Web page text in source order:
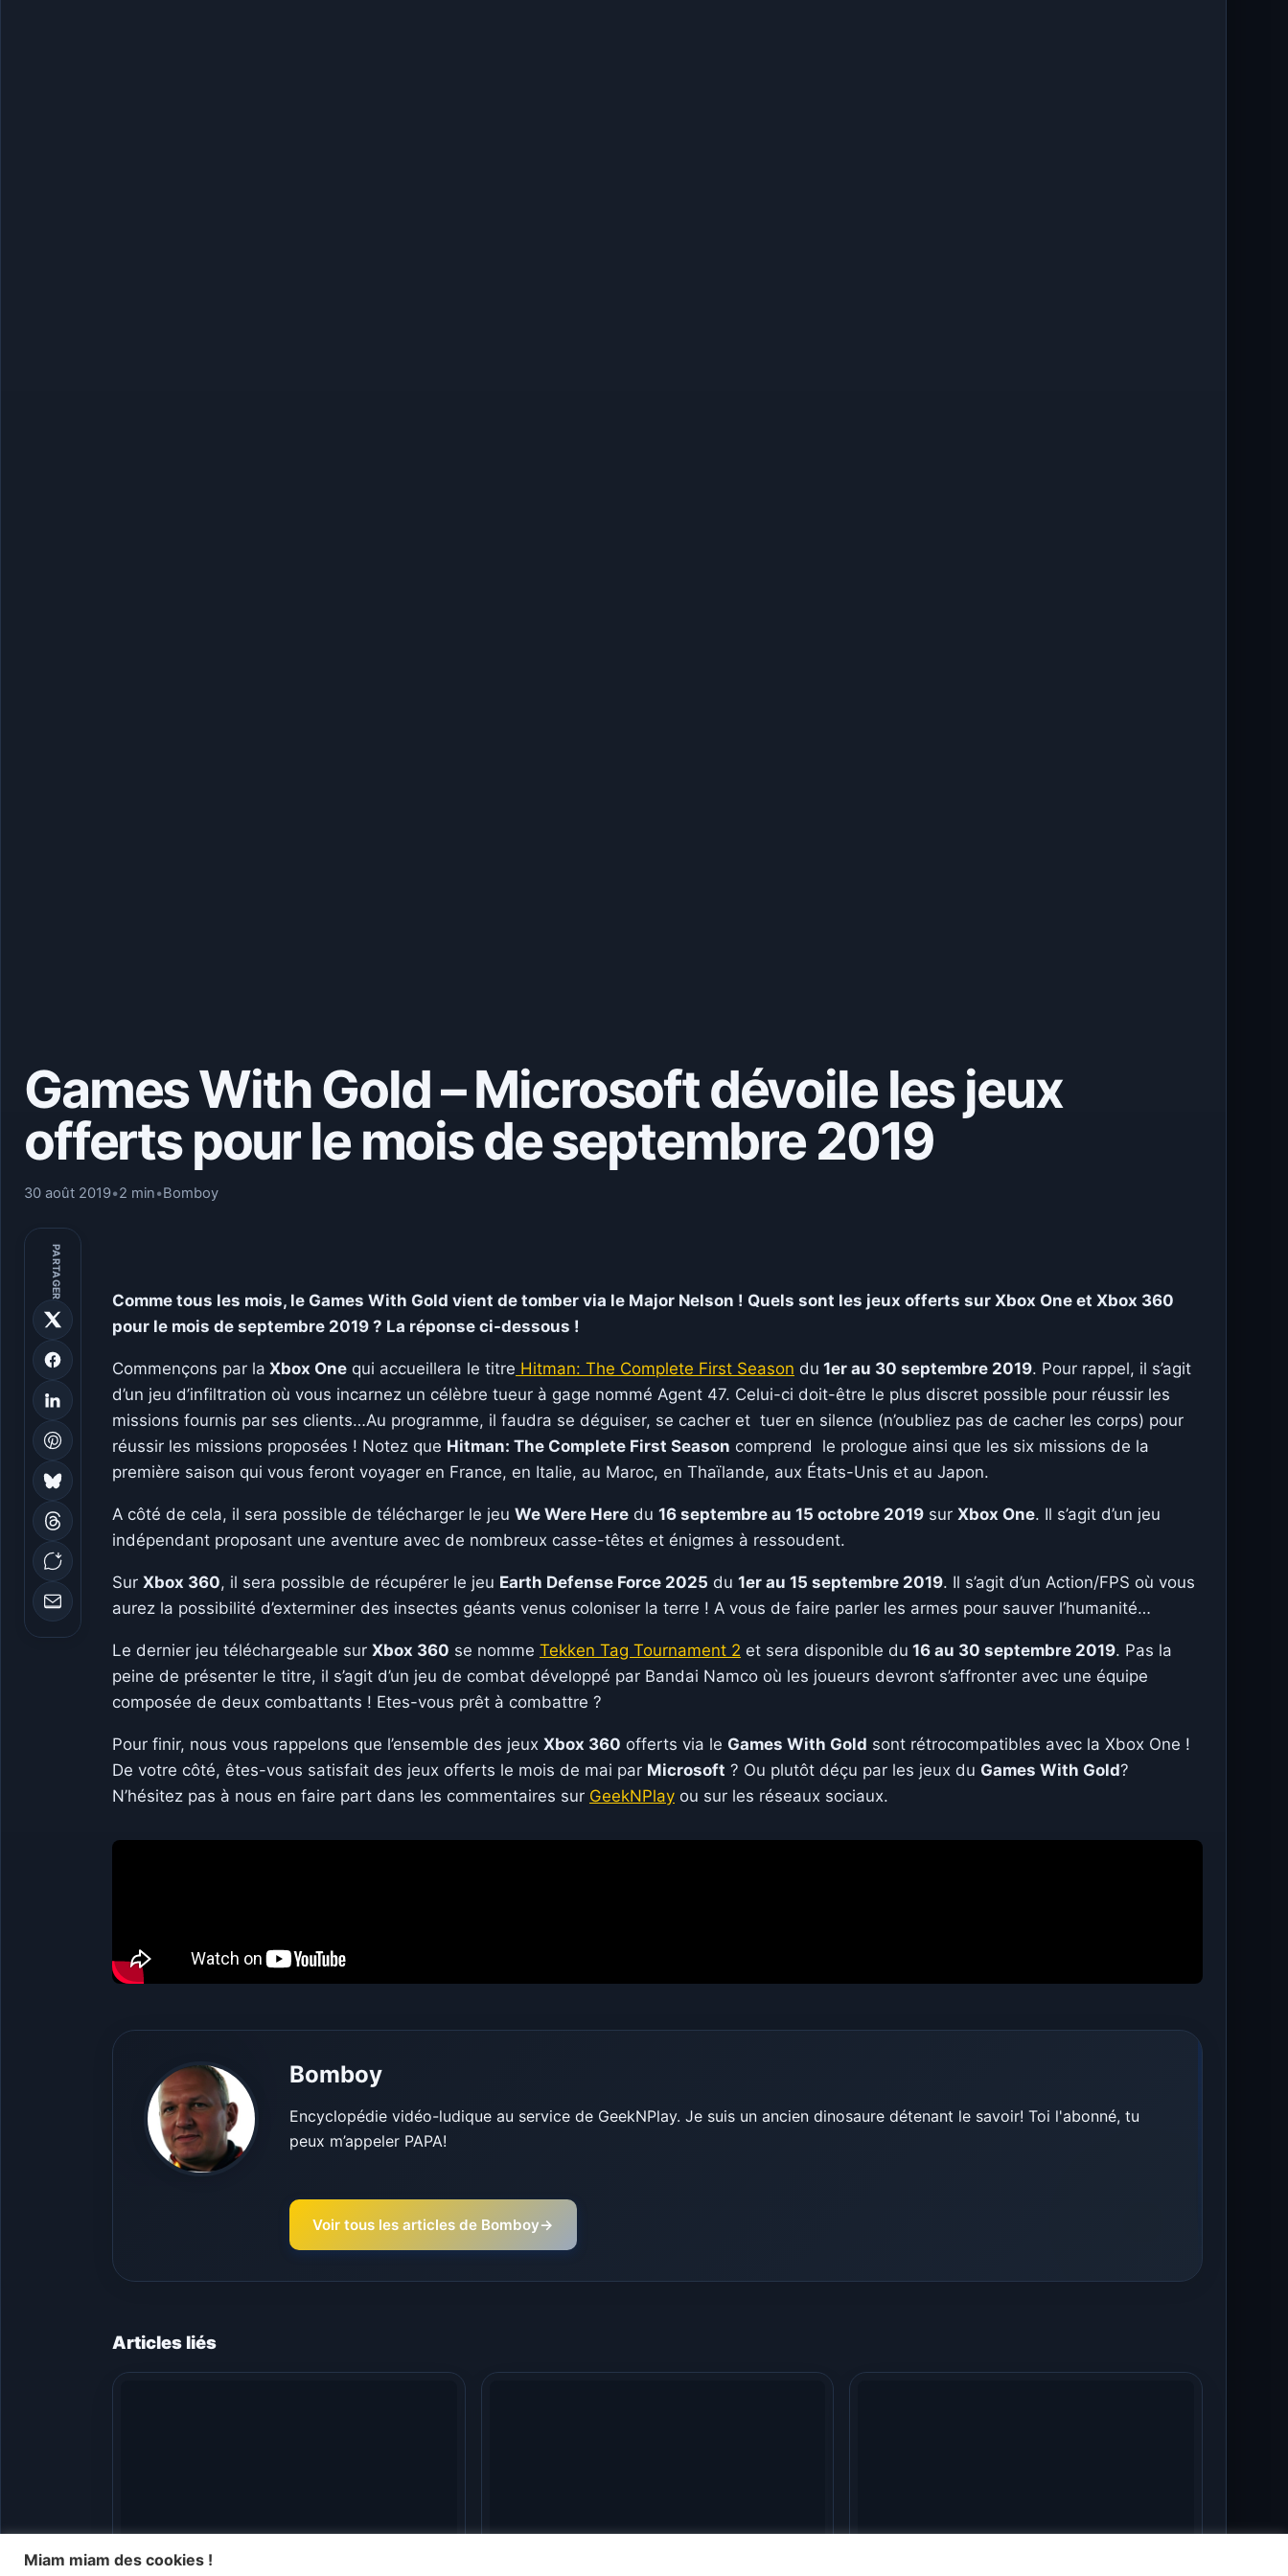
Games With Gold – Microsoft dévoile les jeux
offerts pour le mois de septembre 2019
30 août 2019•2 min•Bomboy
PARTAGER
Comme tous les mois, le Games With Gold vient de tomber via le Major Nelson ! Quels sont les jeux offerts sur Xbox One et Xbox 360
pour le mois de septembre 2019 ? La réponse ci-dessous !
Commençons par la Xbox One qui accueillera le titre Hitman: The Complete First Season du 1er au 30 septembre 2019. Pour rappel, il s’agit
d’un jeu d’infiltration où vous incarnez un célèbre tueur à gage nommé Agent 47. Celui-ci doit-être le plus discret possible pour réussir les
missions fournis par ses clients…Au programme, il faudra se déguiser, se cacher et tuer en silence (n’oubliez pas de cacher les corps) pour
réussir les missions proposées ! Notez que Hitman: The Complete First Season comprend le prologue ainsi que les six missions de la
première saison qui vous feront voyager en France, en Italie, au Maroc, en Thaïlande, aux États-Unis et au Japon.
A côté de cela, il sera possible de télécharger le jeu We Were Here du 16 septembre au 15 octobre 2019 sur Xbox One. Il s’agit d’un jeu
indépendant proposant une aventure avec de nombreux casse-têtes et énigmes à ressoudent.
Sur Xbox 360, il sera possible de récupérer le jeu Earth Defense Force 2025 du 1er au 15 septembre 2019. Il s’agit d’un Action/FPS où vous
aurez la possibilité d’exterminer des insectes géants venus coloniser la terre ! A vous de faire parler les armes pour sauver l’humanité…
Le dernier jeu téléchargeable sur Xbox 360 se nomme Tekken Tag Tournament 2 et sera disponible du 16 au 30 septembre 2019. Pas la
peine de présenter le titre, il s’agit d’un jeu de combat développé par Bandai Namco où les joueurs devront s’affronter avec une équipe
composée de deux combattants ! Etes-vous prêt à combattre ?
Pour finir, nous vous rappelons que l’ensemble des jeux Xbox 360 offerts via le Games With Gold sont rétrocompatibles avec la Xbox One !
De votre côté, êtes-vous satisfait des jeux offerts le mois de mai par Microsoft ? Ou plutôt déçu par les jeux du Games With Gold?
N’hésitez pas à nous en faire part dans les commentaires sur GeekNPlay ou sur les réseaux sociaux.
Bomboy
Encyclopédie vidéo-ludique au service de GeekNPlay. Je suis un ancien dinosaure détenant le savoir! Toi l'abonné, tu
peux m’appeler PAPA!
Voir tous les articles de Bomboy→
Articles liés
Miam miam des cookies !